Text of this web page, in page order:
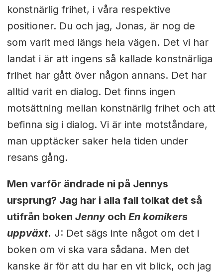
konstnärlig frihet, i våra respektive
positioner. Du och jag, Jonas, är nog de
som varit med längs hela vägen. Det vi har
landat i är att ingens så kallade konstnärliga
frihet har gått över någon annans. Det har
alltid varit en dialog. Det finns ingen
motsättning mellan konstnärlig frihet och att
befinna sig i dialog. Vi är inte motståndare,
man upptäcker saker hela tiden under
resans gång.
Men varför ändrade ni på Jennys
ursprung? Jag har i alla fall tolkat det så
utifrån boken Jennyoch En komikers
uppväxt. J: Det sägs inte något om det i
boken om vi ska vara sådana. Men det
kanske är för att du har en vit blick, och jag